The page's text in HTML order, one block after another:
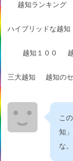
越知ランキング
ハイブリッドな越知
越知１００
三大越知 越知の
こ
知
な。